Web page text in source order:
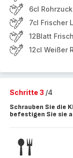
6cl
7cl Frischer
12Blatt
12cl Weißer
Schritte 3 /4
Schrauben Sie die
befestigen Sie sie